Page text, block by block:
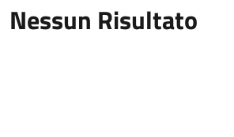
Nessun Risultato